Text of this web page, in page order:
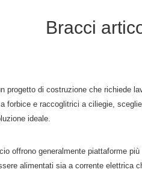
Bracci
progetto di costruzione che richiede
forbice e raccoglitrici a ciliegie,
ideale.
offrono generalmente piattaforme
alimentati sia a corrente elettrica